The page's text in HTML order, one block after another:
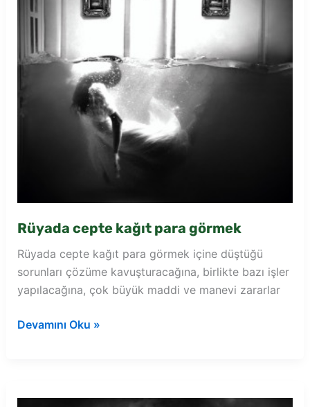
Rüyada cepte kağıt para görmek
Rüyada cepte kağıt para görmek içine düştüğü
sorunları çözüme kavuşturacağına, birlikte bazı işler
yapılacağına, çok büyük maddi ve manevi zararlar
Rüyada
görmek
Devamını Oku »